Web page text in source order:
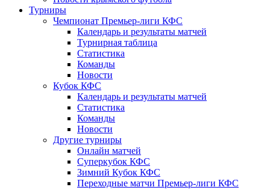
Турниры
Чемпионат Премьер-лиги КФС
Календарь и результаты матчей
Турнирная таблица
Статистика
Команды
Новости
Кубок КФС
Календарь и результаты матчей
Статистика
Команды
Новости
Другие турниры
Онлайн матчей
Суперкубок КФС
Зимний Кубок КФС
Переходные матчи Премьер-лиги КФС